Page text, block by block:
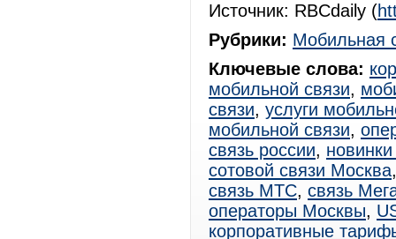
Источник: RBCdaily (
Рубрики: Мобильная
Ключевые слова:
мобильной связи,
связи, услуги
мобильной связи,
связь россии,
сотовой связи Москва
связь МТС, связь
операторы Москвы,
корпоративные